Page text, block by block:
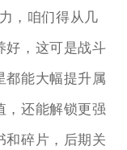
，咱们得从几
好，这可是战斗
都能大幅提升属
，还能解锁更强
和碎片，后期关